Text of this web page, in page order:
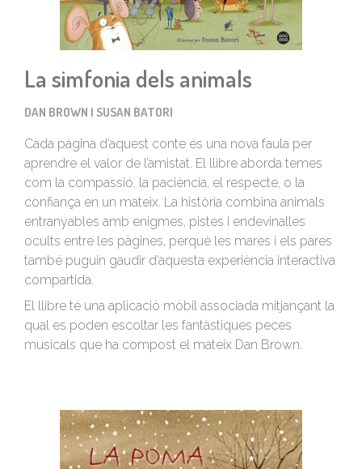
La simfonia dels animals
DAN BROWN I SUSAN BATORI
Cada pàgina d’aquest conte és una nova faula per
aprendre el valor de l’amistat. El llibre aborda temes
com la compassió, la paciència, el respecte, o la
confiança en un mateix. La història combina animals
entranyables amb enigmes, pistes i endevinalles
ocults entre les pàgines, perquè les mares i els pares
també puguin gaudir d’aquesta experiència interactiva
compartida.
El llibre té una aplicació mòbil associada mitjançant la
qual es poden escoltar les fantàstiques peces
musicals que ha compost el mateix Dan Brown.